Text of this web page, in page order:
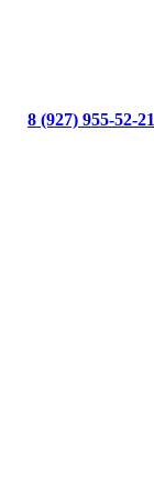
8 (927) 955-52-21